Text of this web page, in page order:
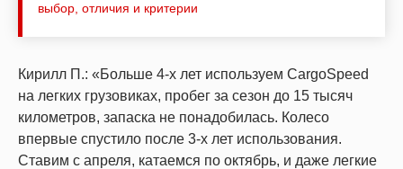
выбор, отличия и критерии
Кирилл П.: «Больше 4-х лет используем CargoSpeed
на легких грузовиках, пробег за сезон до 15 тысяч
километров, запаска не понадобилась. Колесо
впервые спустило после 3-х лет использования.
Ставим с апреля, катаемся по октябрь, и даже легкие